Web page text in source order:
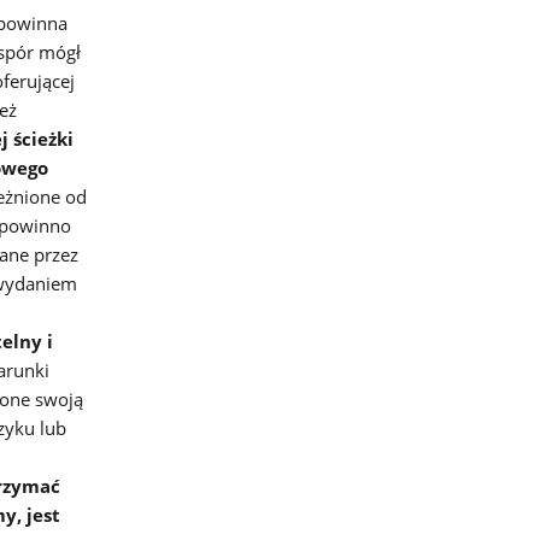
mógł
ścieżki
od
przez
i
swoją
lub
jest